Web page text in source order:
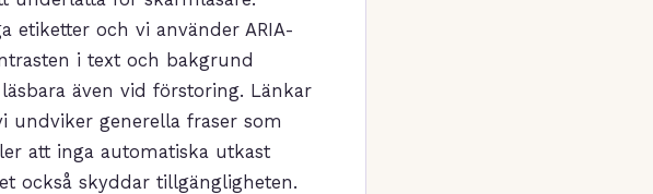
etiketter och vi använder ARIA-
i text och bakgrund
även vid förstoring. Länkar
undviker generella fraser som
att inga automatiska utkast
också skyddar tillgängligheten.